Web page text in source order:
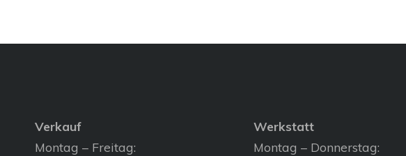
Verkauf
Montag – Freitag:
Werkstatt
Montag – Donnerstag: